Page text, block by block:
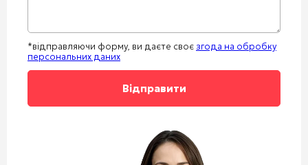
*відправляючи форму, ви даєте своє згода на обробку
персональних даних